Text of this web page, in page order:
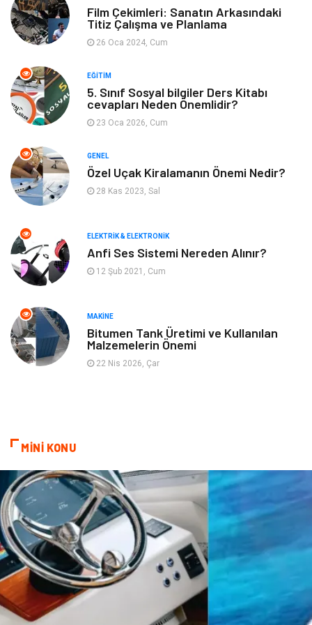
Makine Alışveriş
Keyif ve Hobi
Tatil Yeme İçme
Bilgisayar & Yazılım Spor
İnternet
Finans ve Yönetim Gayrimenkul
Mobilya Aksesuar
Anne Çocuk
Tekstil Hediyelik Eşya
Bitkisel Ürünler
Spor Malzemeleri Bebek Giyim
Film Çekimleri: Sanatın Arkasındaki
Titiz Çalışma ve Planlama
26 Oca 2024, Cum
EĞITIM
5. Sınıf Sosyal bilgiler Ders Kitabı
cevapları Neden Önemlidir?
23 Oca 2026, Cum
GENEL
Özel Uçak Kiralamanın Önemi Nedir?
28 Kas 2023, Sal
ELEKTRIK & ELEKTRONIK
Anfi Ses Sistemi Nereden Alınır?
12 Şub 2021, Cum
MAKINE
Bitumen Tank Üretimi ve Kullanılan
Malzemelerin Önemi
22 Nis 2026, Çar
MİNİ KONU